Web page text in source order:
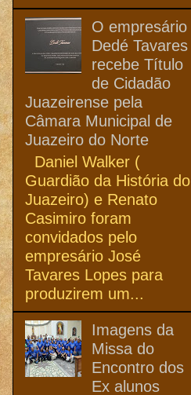
O empresário
Dedé Tavares
recebe Título
de Cidadão
Juazeirense pela
Câmara Municipal de
Juazeiro do Norte
Daniel Walker (
Guardião da História do
Juazeiro) e Renato
Casimiro foram
convidados pelo
empresário José
Tavares Lopes para
produzirem um...
Imagens da
Missa do
Encontro dos
Ex alunos